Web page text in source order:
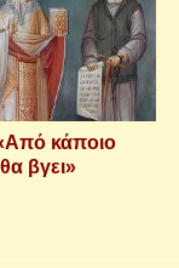
κάποιο
βγει»